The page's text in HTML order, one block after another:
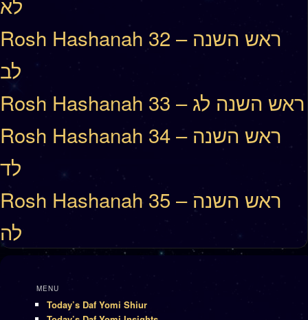
Rosh Hashanah 32 – ראש השנה
לב
Rosh Hashanah 33 – ראש השנה לג
Rosh Hashanah 34 – ראש השנה
לד
Rosh Hashanah 35 – ראש השנה
לה
MENU
Today’s Daf Yomi Shiur